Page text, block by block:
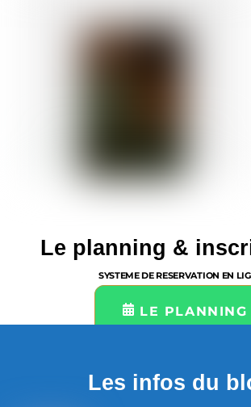
Le planning &
SYSTEME DE RESERVATION EN
LE PLANNING
Les infos du